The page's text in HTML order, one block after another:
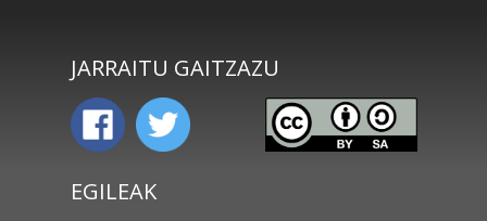
JARRAITU GAITZAZU
EGILEAK